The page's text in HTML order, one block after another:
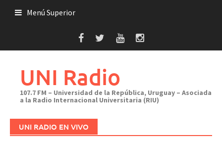
Menú Superior
UNI Radio
107.7 FM – Universidad de la República, Uruguay – Asociada
a la Radio Internacional Universitaria (RIU)
UNI RADIO EN VIVO